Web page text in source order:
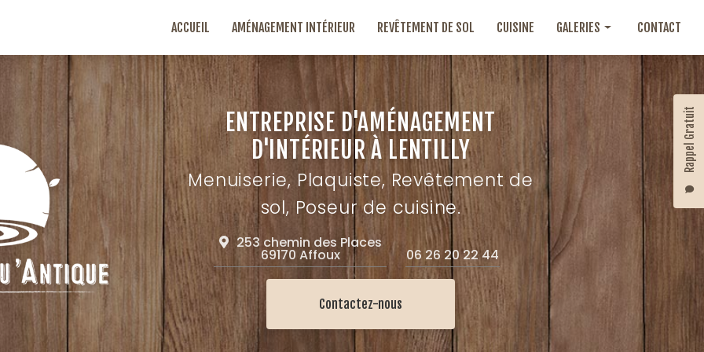
Rappel Gratuit
ACCUEIL
AMÉNAGEMENT INTÉRIEUR REVÊTEMENT DE SOL CUISINE GALERIES
Aménagement intérieur
Revêtement de sol
CONTACT
ENTREPRISE D'AMÉNAGEMENT
D'INTÉRIEUR À LENTILLY
Menuiserie, Plaquiste, Revêtement de
sol, Poseur de cuisine.
253 chemin des Places
69170 Affoux 06 26 20 22 44
Contactez-nous